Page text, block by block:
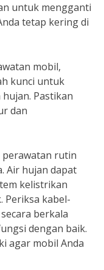
untuk mengganti
tetap kering di
mobil,
kunci untuk
Pastikan
dan
rutin
Air hujan dapat
kelistrikan
Periksa kabel-
berkala
dengan baik.
agar mobil Anda